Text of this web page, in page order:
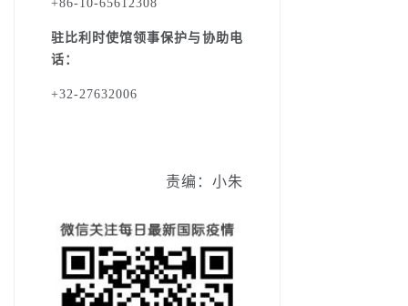
+86-10-65612308
驻比利时使馆领事保护与协助电
话：
+32-27632006
责编：小朱